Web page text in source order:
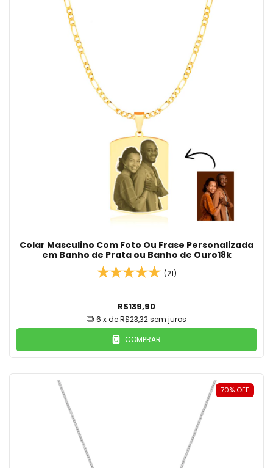
Colar Masculino Com Foto Ou Frase Personalizada
em Banho de Prata ou Banho de Ouro18k
(21)
R$139,90
6 x deR$23,32sem juros
COMPRAR
70% OFF